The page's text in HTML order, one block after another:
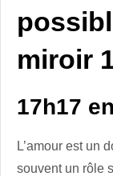
miroir
17h17
L’amour est un
souvent un rôle